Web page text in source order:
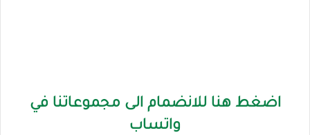
اضغط هنا للانضمام الى مجموعاتنا في
واتساب